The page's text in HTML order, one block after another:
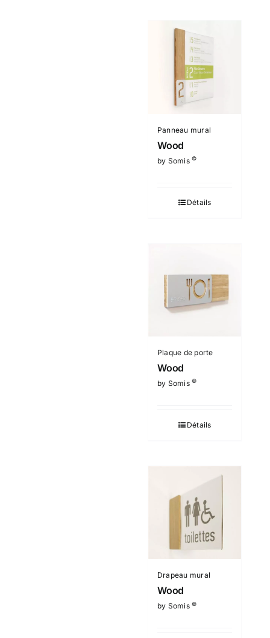
Panneau mural
Wood
by Somis©
Détails
Plaque de porte
Wood
by Somis©
Détails
Drapeau mural
Wood
by Somis©